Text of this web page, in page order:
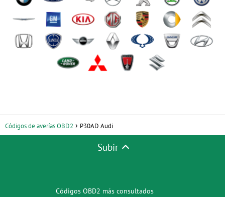
Códigos de averías OBD2 P30AD Audi
Subir
Códigos OBD2 más consultados